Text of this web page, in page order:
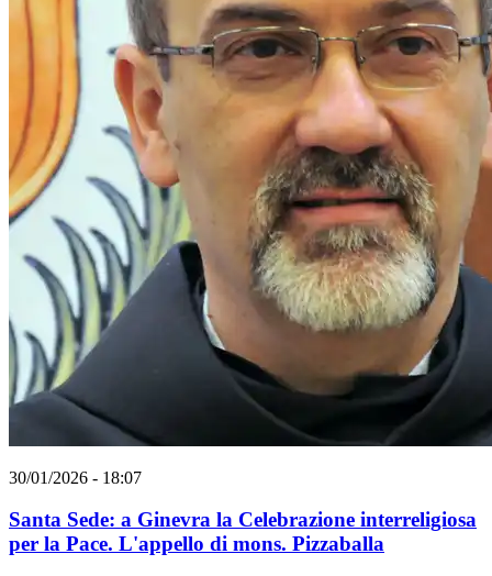
30/01/2026 - 18:07
Santa Sede: a Ginevra la Celebrazione interreligiosa
per la Pace. L'appello di mons. Pizzaballa